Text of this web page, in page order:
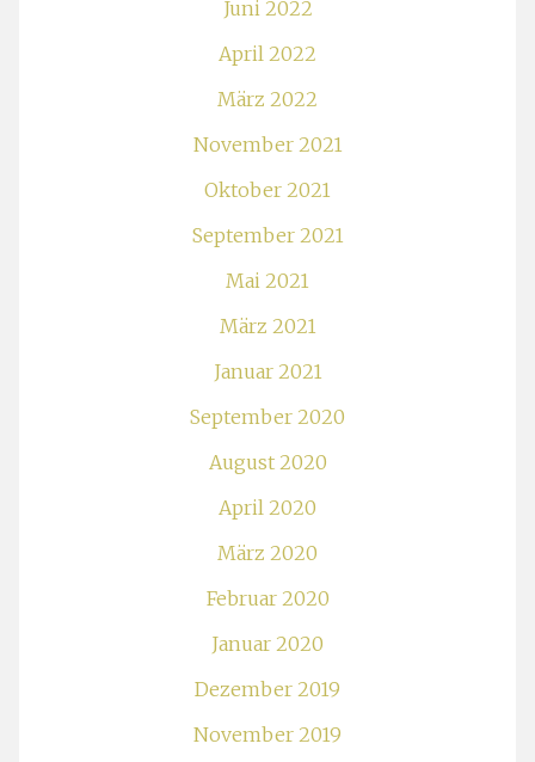
Juni 2022
April 2022
März 2022
November 2021
Oktober 2021
September 2021
Mai 2021
März 2021
Januar 2021
September 2020
August 2020
April 2020
März 2020
Februar 2020
Januar 2020
Dezember 2019
November 2019